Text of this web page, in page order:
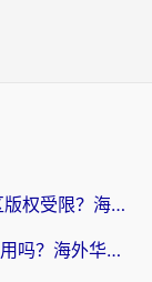
央视影音当前地区版权受限？海外党追剧看片的终极解决方案来了
交管12123国外能用吗？海外华人亲测有效的回国加速器选择指南